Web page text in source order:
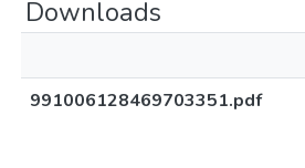
Downloads
991006128469703351.pdf